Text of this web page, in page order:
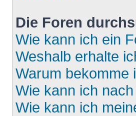
Die Foren
Wie kann ich ein
Weshalb erhalte
Warum bekomme
Wie kann ich
Wie kann ich